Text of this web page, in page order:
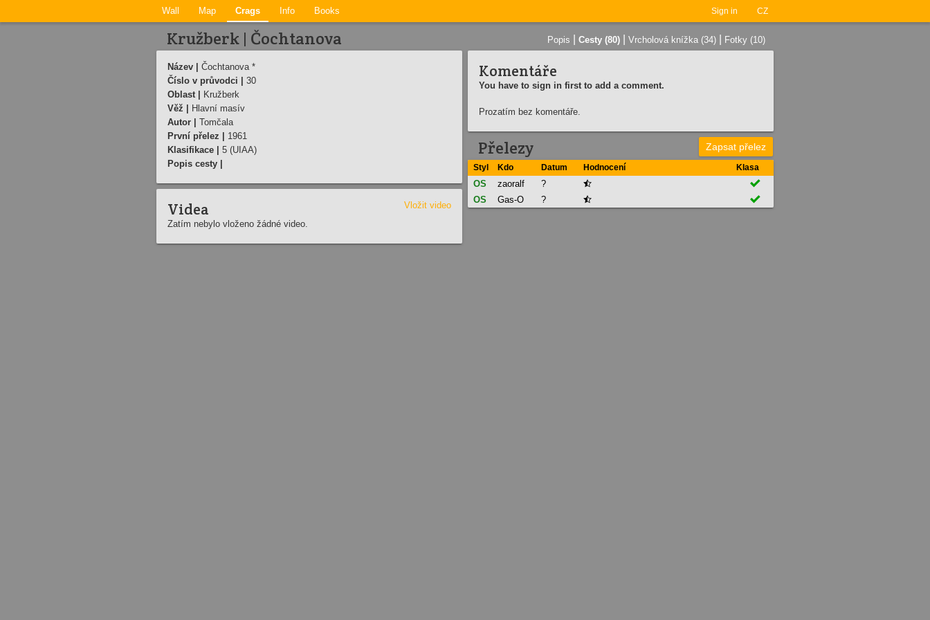
Sign in CZ
Wall Map Crags Info Books
Kružberk | Čochtanova Popis Cesty (80) Vrcholová knížka (34) Fotky (10)
Název |
Čochtanova *
Číslo v průvodci |
30
Oblast |
Kružberk
Věž |
Hlavní masív
Autor |
Tomčala
První přelez |
1961
Klasifikace |
5 (UIAA)
Popis cesty |
Videa
Vložit video
Zatím nebylo vloženo žádné video.
Komentáře
You have to sign in first to add a comment.
Prozatím bez komentáře.
Přelezy Zapsat přelez
Styl Kdo Datum Hodnocení Klasa
OS zaoralf ? 

OS
Gas-O ?  